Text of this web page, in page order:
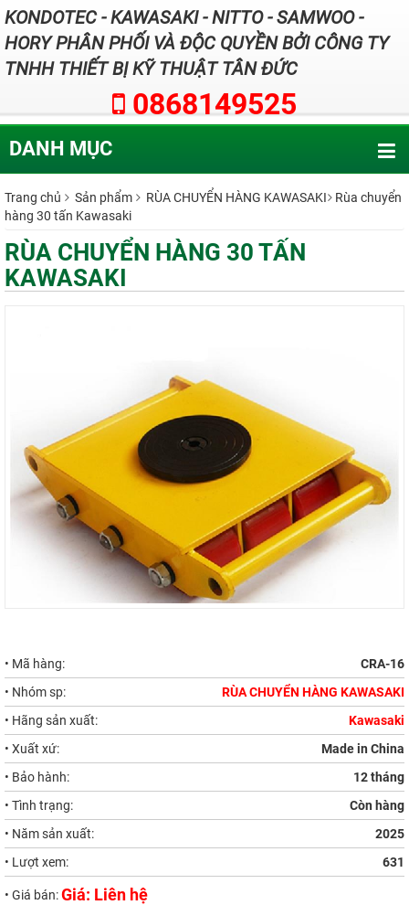
KONDOTEC - KAWASAKI - NITTO - SAMWOO -
HORY PHÂN PHỐI VÀ ĐỘC QUYỀN BỞI CÔNG TY
TNHH THIẾT BỊ KỸ THUẬT TÂN ĐỨC
0868149525
DANH MỤC
Trang chủ Sản phẩm RÙA CHUYỂN HÀNG KAWASAKI
Rùa chuyển
hàng 30 tấn Kawasaki
RÙA CHUYỂN HÀNG 30 TẤN
KAWASAKI
• Mã hàng:
CRA-16
• Nhóm sp:
RÙA CHUYỂN HÀNG KAWASAKI
• Hãng sản xuất:
Kawasaki
• Xuất xứ:
Made in China
• Bảo hành:
12 tháng
• Tình trạng:
Còn hàng
• Năm sản xuất:
2025
• Lượt xem:
631
• Giá bán:Giá: Liên hệ